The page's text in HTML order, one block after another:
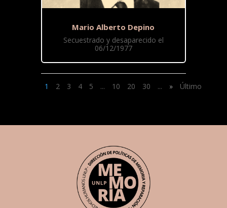
Mario Alberto Depino
Secuestrado y desaparecido el
06/12/1977
1 2 3 4 5 ... 10 20 30 ... » Último